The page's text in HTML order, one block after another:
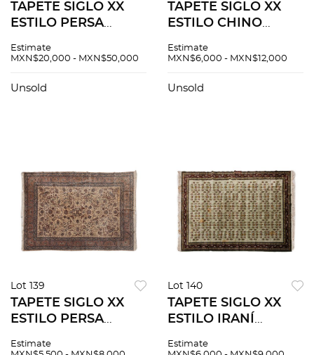
TAPETE SIGLO XX
ESTILO PERSA
algodón y seda
campo decorado
Estimate
MXN$20,000 - MXN$50,000
Unsold
TAPETE SIGLO XX
ESTILO CHINO
de lana y algodón
medallón central y
Estimate
MXN$6,000 - MXN$12,000
Unsold
Lot 139
TAPETE SIGLO XX
ESTILO PERSA
de lana y algodón
Estimate
Lot 140
TAPETE SIGLO XX
ESTILO IRANÍ
de lana y algodón
Estimate